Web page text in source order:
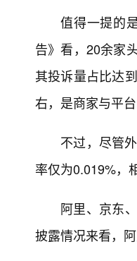
值得一提的
告》看，20余家
其投诉量占比达
右，是商家与平台
不过，尽管
率仅为0.019%，
阿里、京东
披露情况来看，